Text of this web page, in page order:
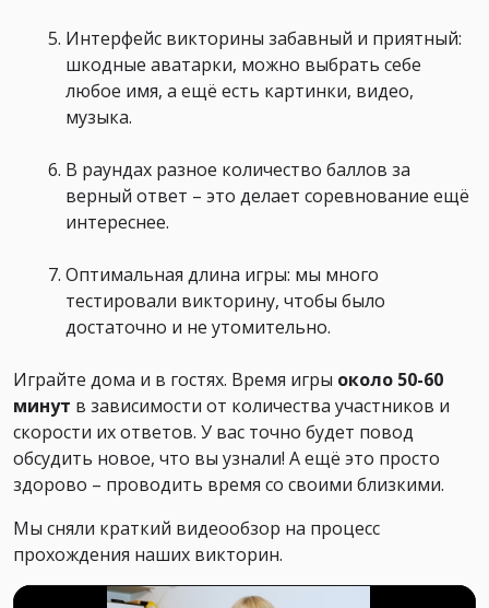
Интерфейс викторины забавный и приятный:
шкодные аватарки, можно выбрать себе
любое имя, а ещё есть картинки, видео,
музыка.
В раундах разное количество баллов за
верный ответ – это делает соревнование ещё
интереснее.
Оптимальная длина игры: мы много
тестировали викторину, чтобы было
достаточно и не утомительно.
Играйте дома и в гостях. Время игры около 50-60
минут в зависимости от количества участников и
скорости их ответов. У вас точно будет повод
обсудить новое, что вы узнали! А ещё это просто
здорово – проводить время со своими близкими.
Мы сняли краткий видеообзор на процесс
прохождения наших викторин.